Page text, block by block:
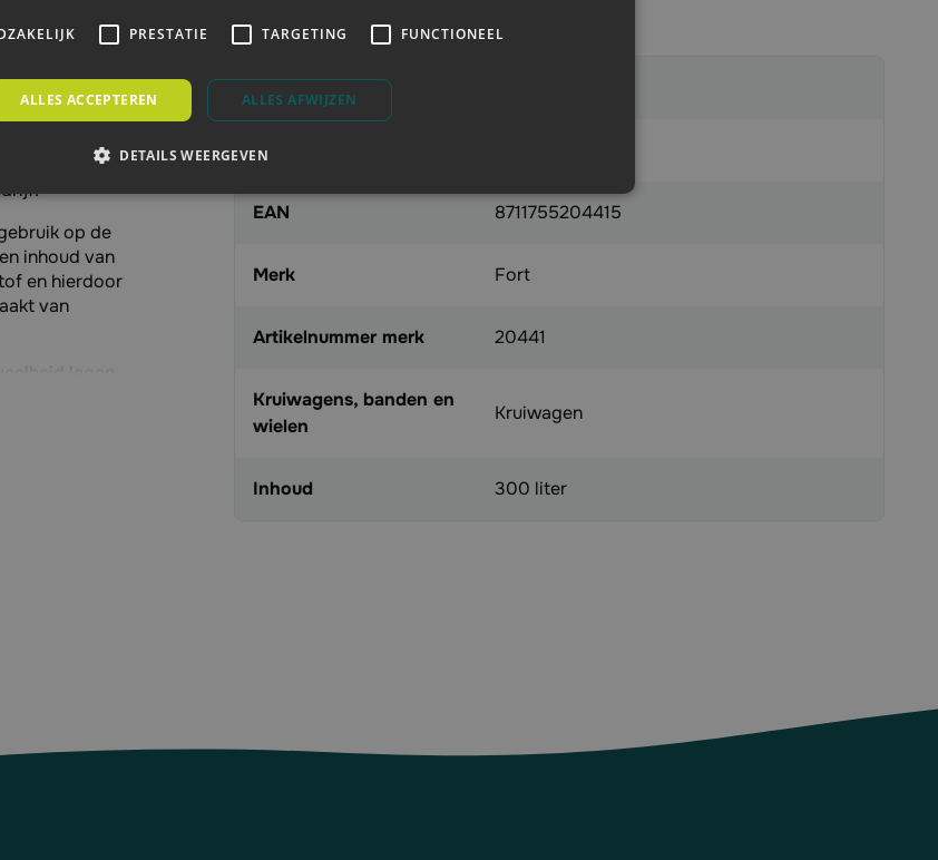
de vele
op de
inhoud van
en hierdoor
van
legen.
Specificaties
Artikelnummer
Aanbieding
EAN 8711755204415
Merk Fort
Artikelnummer merk 20441
Kruiwagens, banden en
wielen
Kruiwagen
Inhoud 300 liter
PRESTATIE TARGETING FUNCTIONEEL
ALLES ACCEPTEREN ALLES AFWIJZEN
DETAILS WEERGEVEN